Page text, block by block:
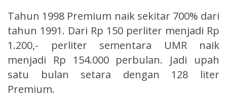
Tahun 1998 Premium naik sekitar 700% dari
tahun 1991. Dari Rp 150 perliter menjadi Rp
1.200,- perliter sementara UMR naik
menjadi Rp 154.000 perbulan. Jadi upah
satu bulan setara dengan 128 liter
Premium.